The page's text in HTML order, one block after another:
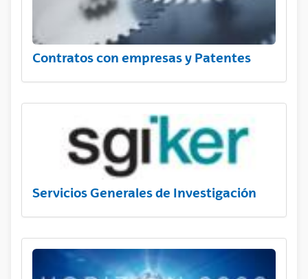
Contratos con empresas y Patentes
Servicios Generales de Investigación